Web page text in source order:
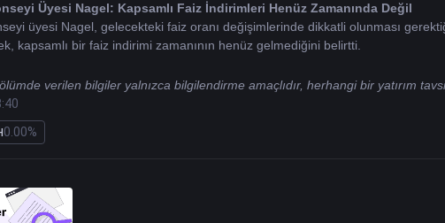
Üyesi Nagel: Kapsamlı Faiz İndirimleri Henüz Zamanında Değil
üyesi Nagel, gelecekteki faiz oranı değişimlerinde dikkatli olunması
kapsamlı bir faiz indirimi zamanının henüz gelmediğini belirtti.
verilen bilgiler yalnızca bilgilendirme amaçlıdır, herhangi bir yatırım
0.00%